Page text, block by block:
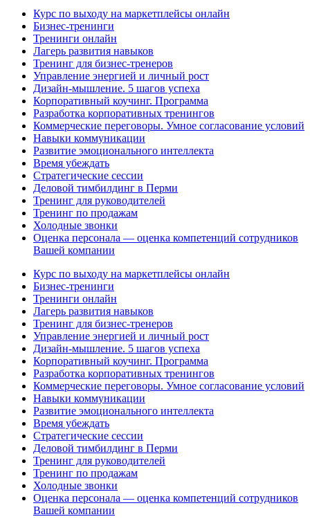
Курс по выходу на маркетплейсы онлайн
Бизнес-тренинги
Тренинги онлайн
Лагерь развития навыков
Тренинг для бизнес-тренеров
Управление энергией и личный рост
Дизайн-мышление. 5 шагов успеха
Корпоративный коучинг. Программа
Разработка корпоративных тренингов
Коммерческие переговоры. Умное согласование условий
Навыки коммуникации
Развитие эмоционального интеллекта
Время убеждать
Стратегические сессии
Деловой тимбилдинг в Перми
Тренинг для руководителей
Тренинг по продажам
Холодные звонки
Оценка персонала — оценка компетенций сотрудников
Вашей компании
Курс по выходу на маркетплейсы онлайн
Бизнес-тренинги
Тренинги онлайн
Лагерь развития навыков
Тренинг для бизнес-тренеров
Управление энергией и личный рост
Дизайн-мышление. 5 шагов успеха
Корпоративный коучинг. Программа
Разработка корпоративных тренингов
Коммерческие переговоры. Умное согласование условий
Навыки коммуникации
Развитие эмоционального интеллекта
Время убеждать
Стратегические сессии
Деловой тимбилдинг в Перми
Тренинг для руководителей
Тренинг по продажам
Холодные звонки
Оценка персонала — оценка компетенций сотрудников
Вашей компании